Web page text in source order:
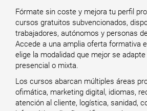
Fórmate sin coste y mejora tu perfil
cursos gratuitos subvencionados,
trabajadores, autónomos y personas
Accede a una amplia oferta formativa
elige la modalidad que mejor se adapte
presencial o mixta.
Los cursos abarcan múltiples áreas
ofimática, marketing digital, idiomas,
atención al cliente, logística, sanidad,